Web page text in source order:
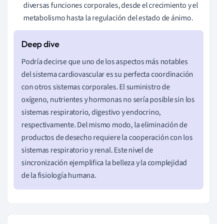
diversas funciones corporales, desde el crecimiento y el
metabolismo hasta la regulación del estado de ánimo.
Podría decirse que uno de los aspectos más notables
del sistema cardiovascular es su perfecta coordinación
con otros sistemas corporales. El suministro de
oxígeno, nutrientes y hormonas no sería posible sin los
sistemas respiratorio, digestivo y endocrino,
respectivamente. Del mismo modo, la eliminación de
productos de desecho requiere la cooperación con los
sistemas respiratorio y renal. Este nivel de
sincronización ejemplifica la belleza y la complejidad
de la fisiología humana.